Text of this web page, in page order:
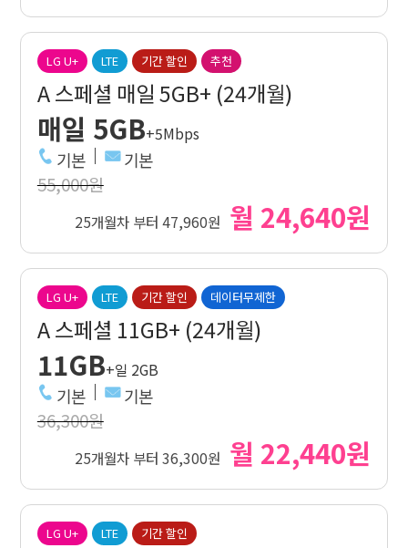
LG U+ LTE 기간 할인 추천
A 스페셜 매일 5GB+ (24개월)
매일 5GB+5Mbps
기본 기본
55,000원
25개월차 부터 47,960원 월 24,640원
LG U+ LTE 기간 할인 데이터무제한
A 스페셜 11GB+ (24개월)
11GB+일 2GB
기본 기본
36,300원
25개월차 부터 36,300원 월 22,440원
LG U+ LTE 기간 할인